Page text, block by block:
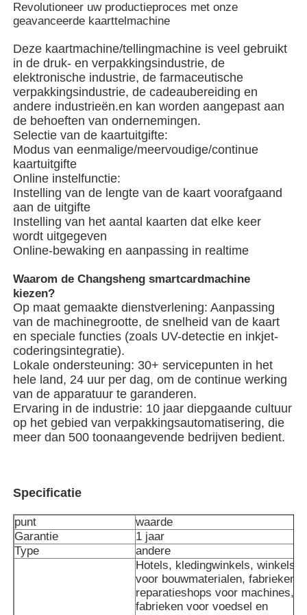
Fabriekstocht
Kwaliteitscontrole
Neem contact met ons op
nieuws
Gevallen
roterende verpakkingsmachine
Verpakkingsmachine voor meerdere rijstroken
Dehydrerende Inserter-Machine
Kaarttelmachine
kartonmachine
vulmachine
Revolutioneer uw productieproces met onze
geavanceerde kaarttelmachine
Deze kaartmachine/tellingmachine is veel gebruikt
in de druk- en verpakkingsindustrie, de
elektronische industrie, de farmaceutische
verpakkingsindustrie, de cadeaubereiding en
andere industrieën.en kan worden aangepast aan
de behoeften van ondernemingen.
Selectie van de kaartuitgifte:
Modus van eenmalige/meervoudige/continue
kaartuitgifte
Online instelfunctie:
Instelling van de lengte van de kaart voorafgaand
aan de uitgifte
Instelling van het aantal kaarten dat elke keer
wordt uitgegeven
Online-bewaking en aanpassing in realtime
Waarom de Changsheng smartcardmachine
kiezen?
Op maat gemaakte dienstverlening: Aanpassing
van de machinegrootte, de snelheid van de kaart
en speciale functies (zoals UV-detectie en inkjet-
coderingsintegratie).
Lokale ondersteuning: 30+ servicepunten in het
hele land, 24 uur per dag, om de continue werking
van de apparatuur te garanderen.
Ervaring in de industrie: 10 jaar diepgaande cultuur
op het gebied van verpakkingsautomatisering, die
meer dan 500 toonaangevende bedrijven bedient.
Specificatie
punt
waarde
Garantie
1 jaar
Type
andere
Hotels, kledingwinkels, winkels
voor bouwmaterialen, fabrieken,
reparatieshops voor machines,
fabrieken voor voedsel en